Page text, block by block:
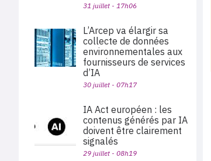
31 juillet - 17h06
L’Arcep va élargir sa
collecte de données
environnementales aux
fournisseurs de services
d’IA
30 juillet - 07h17
IA Act européen : les
contenus générés par IA
doivent être clairement
signalés
29 juillet - 08h19